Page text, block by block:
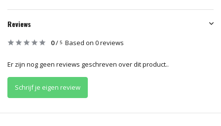
Reviews
0/ 5 Based on 0 reviews
Er zijn nog geen reviews geschreven over dit product..
Schrijf je eigen review